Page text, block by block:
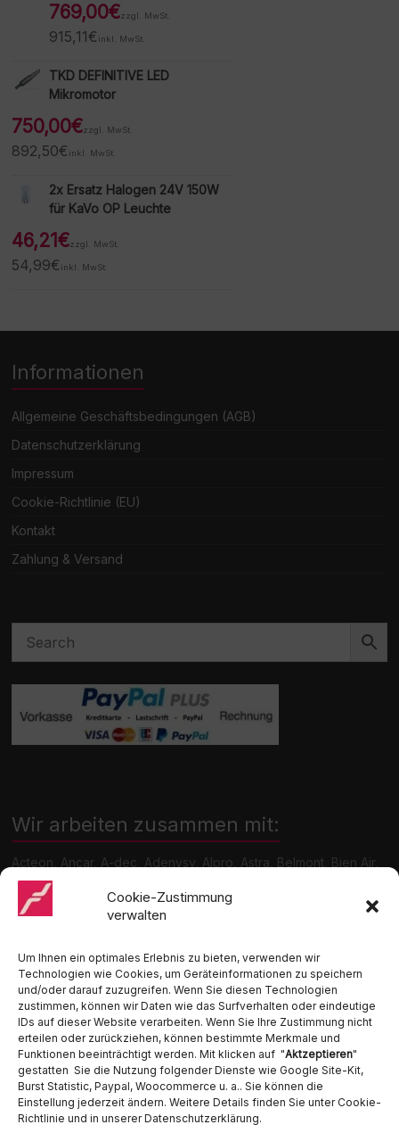
Cookie-Zustimmung
verwalten
Um Ihnen ein optimales Erlebnis zu bieten, verwenden wir
Technologien wie Cookies, um Geräteinformationen zu speichern
und/oder darauf zuzugreifen. Wenn Sie diesen Technologien
zustimmen, können wir Daten wie das Surfverhalten oder eindeutige
IDs auf dieser Website verarbeiten. Wenn Sie Ihre Zustimmung nicht
erteilen oder zurückziehen, können bestimmte Merkmale und
Funktionen beeinträchtigt werden. Mit klicken auf "Aktzeptieren"
gestatten Sie die Nutzung folgender Dienste wie Google Site-Kit,
Burst Statistic, Paypal, Woocommerce u. a.. Sie können die
Einstellung jederzeit ändern. Weitere Details finden Sie unter Cookie-
Richtlinie und in unserer Datenschutzerklärung.
769,00€zzgl. MwSt.
915,11€ inkl. MwSt.
TKD DEFINITIVE LED
Mikromotor
750,00€zzgl. MwSt.
892,50€ inkl. MwSt.
2x Ersatz Halogen 24V 150W
für KaVo OP Leuchte
46,21€zzgl. MwSt.
54,99€ inkl. MwSt.
Informationen
Allgemeine Geschäftsbedingungen (AGB)
Datenschutzerklärung
Impressum
Cookie-Richtlinie (EU)
Kontakt
Zahlung & Versand
Wir arbeiten zusammen mit:
Acteon, Ancar, A-dec, Adenysy, Alpro, Astra, Belmont, Bien Air,
Cattani, Chirana, DCI, Dürr, ETI, Euronda, Faro, Gcomm, KaVo,
Medentex, Melag, Midmark, Metasys, MK-Dent, NSK, Ophardt
Hygiene, Ritter, Satelec, Scican, TKD, Velopex, u.v.m
Ambident GmbH
Dental Geräte Handel und Service
Neumannstraße 3B